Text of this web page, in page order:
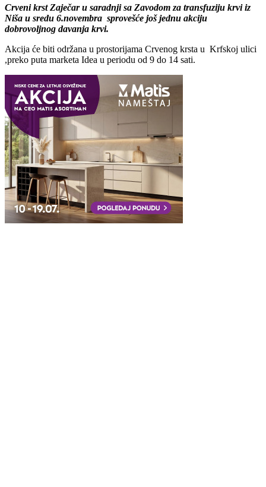
Crveni krst Zaječar u saradnji sa Zavodom za transfuziju krvi iz
Niša u sredu 6.novembra sprovešće još jednu akciju
dobrovoljnog davanja krvi.
Akcija će biti održana u prostorijama Crvenog krsta u Krfskoj ulici
,preko puta marketa Idea u periodu od 9 do 14 sati.